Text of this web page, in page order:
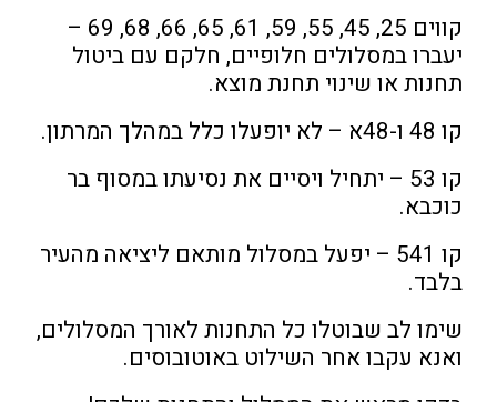
קווים 25, 45, 55, 59, 61, 65, 66, 68, 69 –
יעברו במסלולים חלופיים, חלקם עם ביטול
תחנות או שינוי תחנת מוצא.
קו 48 ו-48א – לא יופעלו כלל במהלך המרתון.
קו 53 – יתחיל ויסיים את נסיעתו במסוף בר
כוכבא.
קו 541 – יפעל במסלול מותאם ליציאה מהעיר
בלבד.
שימו לב שבוטלו כל התחנות לאורך המסלולים,
ואנא עקבו אחר השילוט באוטובוסים.